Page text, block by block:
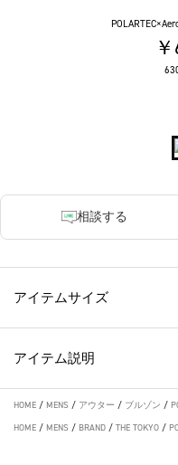
相談する
アイテムサイズ
アイテム説明
HOME / MENS / アウター / ブルゾン /
HOME / MENS / BRAND / THE TOKYO /